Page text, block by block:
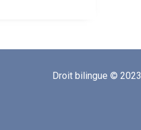
Droit bilingue © 2023